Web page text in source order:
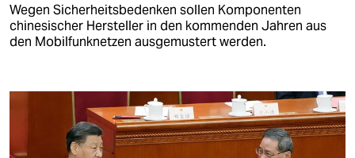
Wegen Sicherheitsbedenken sollen Komponenten
chinesischer Hersteller in den kommenden Jahren aus
den Mobilfunknetzen ausgemustert werden.